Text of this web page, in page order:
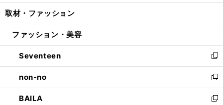
開
ウ
開
ン
ウ
開
く
ウ
ン
ウ
で
開
く
し
ウ
ン
ド
ウ
で
開
く
取材・ファッション
ファッション・美容
Seventeen
新
し
い
ウ
ィ
non-no
新
し
い
BAILA
新